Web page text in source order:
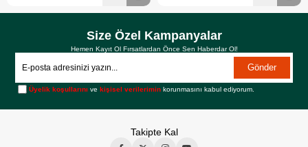
Size Özel Kampanyalar
Hemen Kayıt Ol Fırsatlardan Önce Sen Haberdar Ol!
Gönder
Üyelik koşullarını vekişisel verilerimin korunmasını kabul ediyorum.
Takipte Kal